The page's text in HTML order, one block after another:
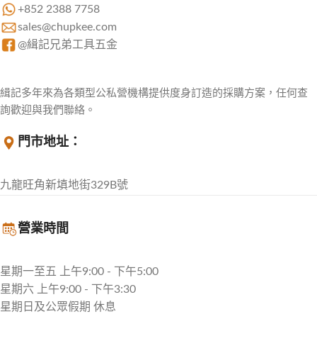
+852 2388 7758
sales@chupkee.com
@緝記兄弟工具五金
緝記多年來為各類型公私營機構提供度身訂造的採購方案，任何查
詢歡迎與我們聯絡。
門市地址：
九龍旺角新填地街329B號
營業時間
星期一至五 上午9:00 - 下午5:00
星期六 上午9:00 - 下午3:30
星期日及公眾假期 休息